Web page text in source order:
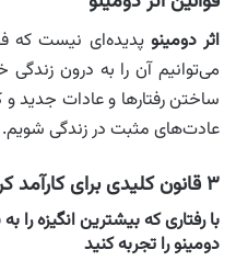
اثر دومینو پدیده‌ای نیست که
می‌توانیم آن را به درون زندگی
ساختن رفتارها و عادات جدید
عادت‌های مثبت در زندگی شویم.
۳ قانون کلیدی برای کارآمد کردن روش دومینو وجود دارد
با رفتاری که بیشترین انگیزه را
دومینو را تجربه کنید